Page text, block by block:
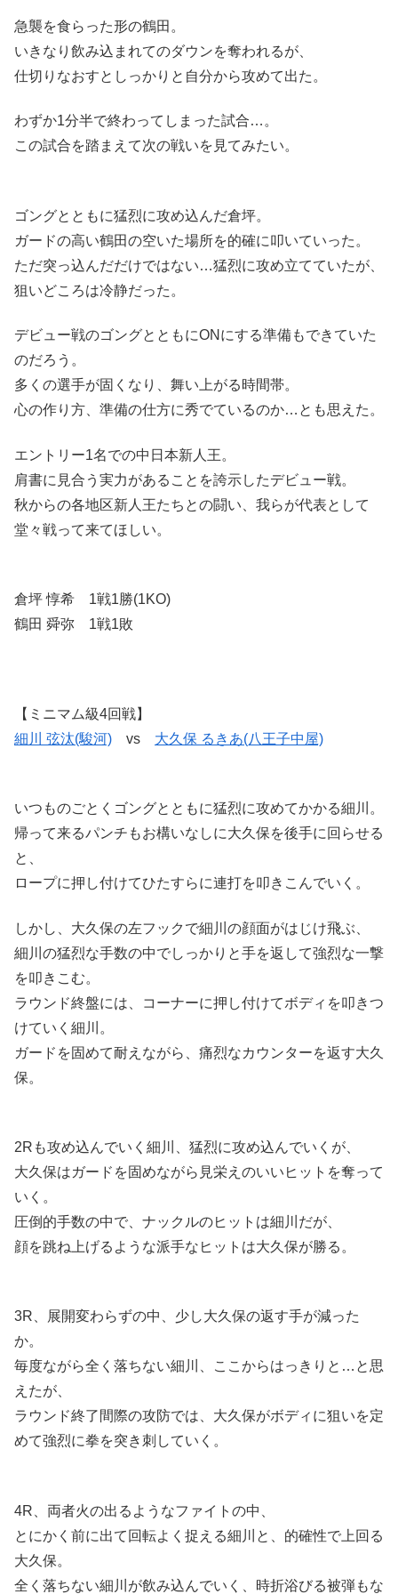
急襲を食らった形の鶴田。
いきなり飲み込まれてのダウンを奪われるが、
仕切りなおすとしっかりと自分から攻めて出た。
わずか1分半で終わってしまった試合…。
この試合を踏まえて次の戦いを見てみたい。
ゴングとともに猛烈に攻め込んだ倉坪。
ガードの高い鶴田の空いた場所を的確に叩いていった。
ただ突っ込んだだけではない…猛烈に攻め立てていたが、
狙いどころは冷静だった。
デビュー戦のゴングとともにONにする準備もできていた
のだろう。
多くの選手が固くなり、舞い上がる時間帯。
心の作り方、準備の仕方に秀でているのか…とも思えた。
エントリー1名での中日本新人王。
肩書に見合う実力があることを誇示したデビュー戦。
秋からの各地区新人王たちとの闘い、我らが代表として
堂々戦って来てほしい。
倉坪 惇希 1戦1勝(1KO)
鶴田 舜弥 1戦1敗
【ミニマム級4回戦】
細川 弦汰(駿河) vs 大久保 るきあ(八王子中屋)
いつものごとくゴングとともに猛烈に攻めてかかる細川。
帰って来るパンチもお構いなしに大久保を後手に回らせる
と、
ロープに押し付けてひたすらに連打を叩きこんでいく。
しかし、大久保の左フックで細川の顔面がはじけ飛ぶ、
細川の猛烈な手数の中でしっかりと手を返して強烈な一撃
を叩きこむ。
ラウンド終盤には、コーナーに押し付けてボディを叩きつ
けていく細川。
ガードを固めて耐えながら、痛烈なカウンターを返す大久
保。
2Rも攻め込んでいく細川、猛烈に攻め込んでいくが、
大久保はガードを固めながら見栄えのいいヒットを奪って
いく。
圧倒的手数の中で、ナックルのヒットは細川だが、
顔を跳ね上げるような派手なヒットは大久保が勝る。
3R、展開変わらずの中、少し大久保の返す手が減った
か。
毎度ながら全く落ちない細川、ここからはっきりと…と思
えたが、
ラウンド終了間際の攻防では、大久保がボディに狙いを定
めて強烈に拳を突き刺していく。
4R、両者火の出るようなファイトの中、
とにかく前に出て回転よく捉える細川と、的確性で上回る
大久保。
全く落ちない細川が飲み込んでいく、時折浴びる被弾もな